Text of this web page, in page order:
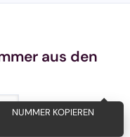
aus den
NUMMER KOPIEREN